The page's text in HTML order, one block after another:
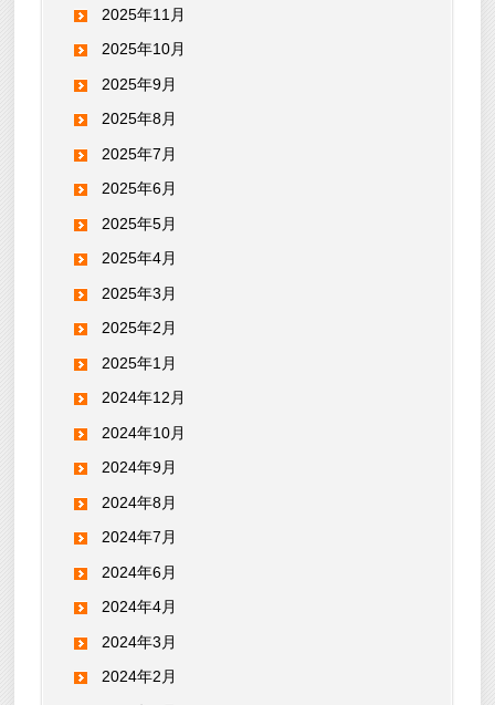
2025年11月
2025年10月
2025年9月
2025年8月
2025年7月
2025年6月
2025年5月
2025年4月
2025年3月
2025年2月
2025年1月
2024年12月
2024年10月
2024年9月
2024年8月
2024年7月
2024年6月
2024年4月
2024年3月
2024年2月